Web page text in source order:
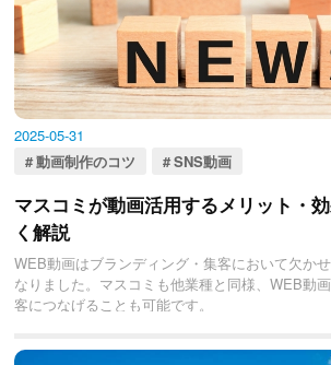
2025-05-31
動画制作のコツ
SNS動画
マスコミが動画活用するメリット・
く解説
WEB動画はブランディング・集客において欠か
なりました。マスコミも他業種と同様、WEB動
客につなげることも可能です。